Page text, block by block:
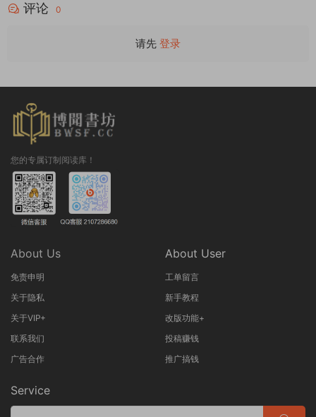
评论 0
请先 登录
您的专属订制阅读库！
About Us
免责申明
关于隐私
关于VIP+
联系我们
广告合作
About User
工单留言
新手教程
改版功能+
投稿赚钱
推广搞钱
Service